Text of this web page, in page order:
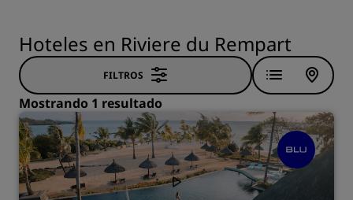
Hoteles en Riviere du Rempart
FILTROS
Mostrando 1 resultado